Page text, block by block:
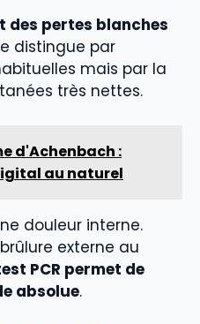
des pertes blanches
distingue par
mais par la
très nettes.
d'Achenbach :
au naturel
douleur interne.
externe au
PCR permet de
absolue.